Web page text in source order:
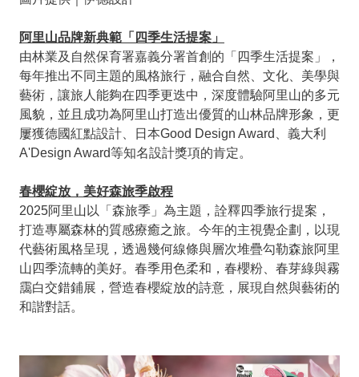
阿里山品牌新典範「四季生活提案」
由林業及自然保育署嘉義分署首創的「四季生活提案」，
每年推出不同主題的風格旅行，融合自然、文化、美學與
藝術，讓旅人能夠在四季更迭中，深度體驗阿里山的多元
風貌，並且成功為阿里山打造出優質的山林品牌形象，更
屢獲德國紅點設計、日本Good Design Award、義大利
A'Design Award等知名設計獎項的肯定。
春櫻綻放，美好森旅季啟程
2025阿里山以「森旅季」為主題，詮釋四季旅行提案，
打造專屬森林的質感療癒之旅。今年的主視覺企劃，以現
代藝術風格呈現，透過幾何線條與層次堆疊勾勒森旅阿里
山四季流轉的美好。春季用色柔和，春櫻粉、春芽綠與霧
靄白交錯鋪展，營造春櫻綻放的詩意，展現自然與藝術的
和諧對話。